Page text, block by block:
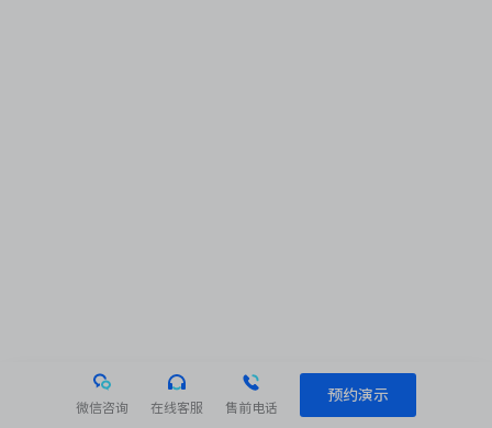
微信咨询 在线客服 售前电话
预约演示